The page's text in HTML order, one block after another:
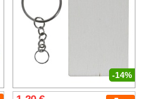
-14%